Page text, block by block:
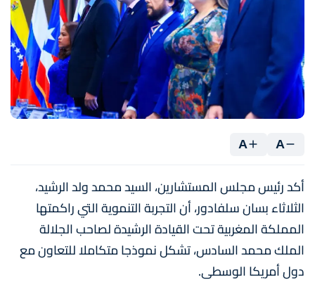
A
A
أكد رئيس مجلس المستشارين، السيد محمد ولد الرشيد،
الثلاثاء بسان سلفادور، أن التجربة التنموية التي راكمتها
المملكة المغربية تحت القيادة الرشيدة لصاحب الجلالة
الملك محمد السادس، تشكل نموذجا متكاملا للتعاون مع
دول أمريكا الوسطى.